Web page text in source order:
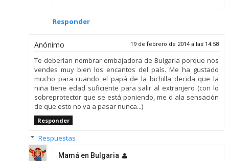
Responder
Anónimo 19 de febrero de 2014 a las 14:58
Te deberían nombrar embajadora de Bulgaria porque nos
vendes muy bien los encantos del país. Me ha gustado
mucho para cuando el papá de la bichilla decida que la
niña tiene edad suficiente para salir al extranjero (con lo
sobreprotector que se está poniendo, me d ala sensación
de que esto no va a pasar nunca...)
Responder
Respuestas
Mamá en Bulgaria